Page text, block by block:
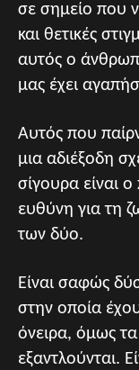
σε σημείο που
και θετικές
αυτός ο
μας έχει
Αυτός που
μια αδιέξοδη
σίγουρα είναι
ευθύνη για τη
των δύο.
Είναι σαφώς
στην οποία
όνειρα, όμως
εξαντλούνται.